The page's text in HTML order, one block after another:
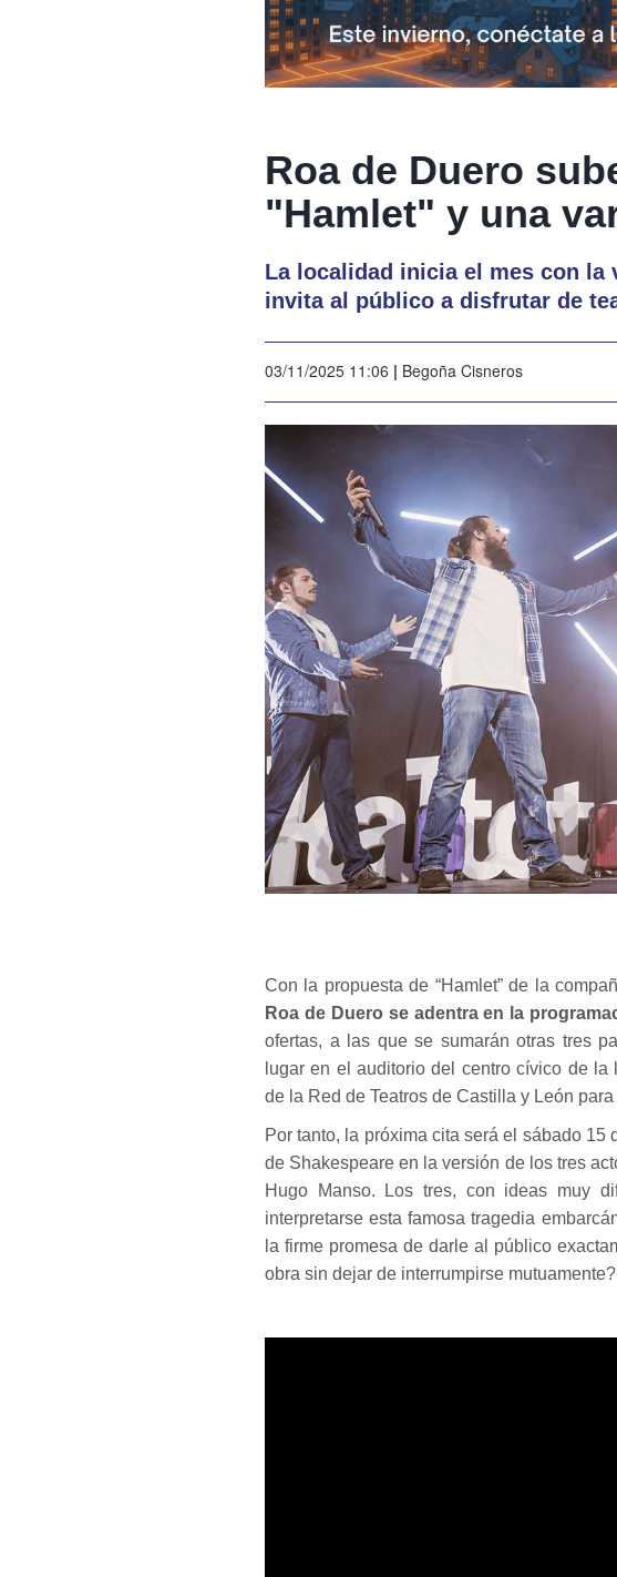
Roa de Duero
"Hamlet" y una
La localidad inicia el mes con la
invita al público a disfrutar de
03/11/2025 11:06 | Begoña Cisneros
Con la propuesta de “Hamlet” de la
Roa de Duero se adentra en la
ofertas, a las que se sumarán otras tres
lugar en el auditorio del centro cívico de
de la Red de Teatros de Castilla y León
Por tanto, la próxima cita será el sábado 15
de Shakespeare en la versión de los tres
Hugo Manso. Los tres, con ideas muy
interpretarse esta famosa tragedia
la firme promesa de darle al público
obra sin dejar de interrumpirse mutuamente?